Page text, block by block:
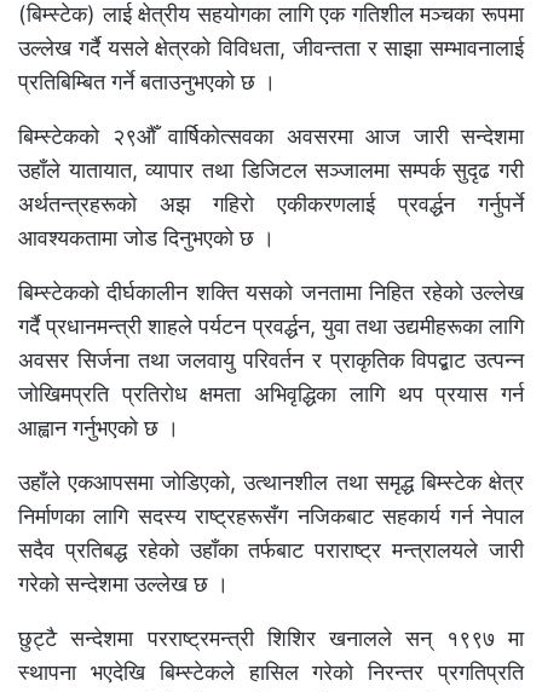
(बिम्स्टेक) लाई क्षेत्रीय सहयोगका लागि एक गतिशील मञ्चका रूपमा
उल्लेख गर्दै यसले क्षेत्रको विविधता, जीवन्तता र साझा सम्भावनालाई
प्रतिबिम्बित गर्ने बताउनुभएको छ ।
बिम्स्टेकको २९औँ वार्षिकोत्सवका अवसरमा आज जारी सन्देशमा
उहाँले यातायात, व्यापार तथा डिजिटल सञ्जालमा सम्पर्क सुदृढ गरी
अर्थतन्त्रहरूको अझ गहिरो एकीकरणलाई प्रवर्द्धन गर्नुपर्ने
आवश्यकतामा जोड दिनुभएको छ ।
बिम्स्टेकको दीर्घकालीन शक्ति यसको जनतामा निहित रहेको उल्लेख
गर्दै प्रधानमन्त्री शाहले पर्यटन प्रवर्द्धन, युवा तथा उद्यमीहरूका लागि
अवसर सिर्जना तथा जलवायु परिवर्तन र प्राकृतिक विपद्बाट उत्पन्न
जोखिमप्रति प्रतिरोध क्षमता अभिवृद्धिका लागि थप प्रयास गर्न
आह्वान गर्नुभएको छ ।
उहाँले एकआपसमा जोडिएको, उत्थानशील तथा समृद्ध बिम्स्टेक क्षेत्र
निर्माणका लागि सदस्य राष्ट्रहरूसँग नजिकबाट सहकार्य गर्न नेपाल
सदैव प्रतिबद्ध रहेको उहाँका तर्फबाट पराराष्ट्र मन्त्रालयले जारी
गरेको सन्देशमा उल्लेख छ ।
छुट्टै सन्देशमा परराष्ट्रमन्त्री शिशिर खनालले सन् १९९७ मा
स्थापना भएदेखि बिम्स्टेकले हासिल गरेको निरन्तर प्रगतिप्रति